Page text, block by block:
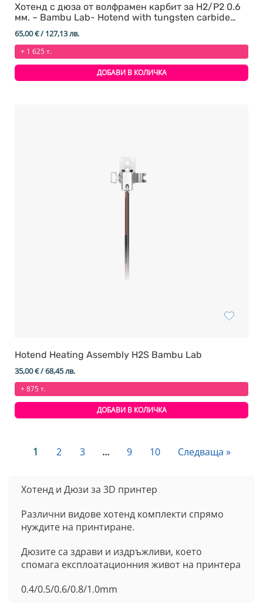
Хотенд с дюза от волфрамен карбит за H2/P2 0.6
мм. – Bambu Lab- Hotend with tungsten carbide
nozzle
65,00€/ 127,13 лв.
+ 1 625 т.
ДОБАВИ В КОЛИЧКА
Hotend Heating Assembly H2S Bambu Lab
35,00€/ 68,45 лв.
+ 875 т.
ДОБАВИ В КОЛИЧКА
1 2 3 … 9 10 Следваща »
Хотенд и Дюзи за 3D принтер
Различни видове хотенд комплекти спрямо
нуждите на принтиране.
Дюзите са здрави и издръжливи, което
спомага експлоатационния живот на принтера
0.4/0.5/0.6/0.8/1.0mm